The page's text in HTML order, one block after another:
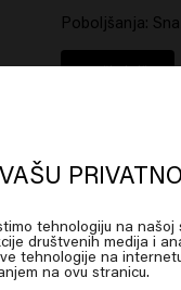
Poboljšanja:
Pročitaj više
Go or choose your
tehnologiju na
društvenih medija i
tehnologije na
na ovu stranicu.